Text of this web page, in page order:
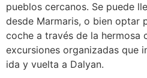
pueblos cercanos. Se puede
desde Marmaris, o bien optar
coche a través de la hermosa
excursiones organizadas que
ida y vuelta a Dalyan.